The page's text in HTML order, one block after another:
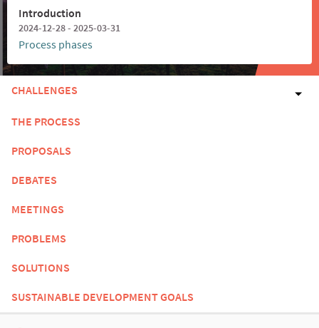
Introduction
2024-12-28 - 2025-03-31
Process phases
CHALLENGES
THE PROCESS
PROPOSALS
DEBATES
MEETINGS
PROBLEMS
SOLUTIONS
SUSTAINABLE DEVELOPMENT GOALS